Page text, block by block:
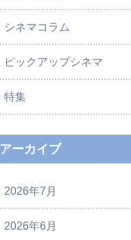
シネマコラム
ピックアップシネマ
特集
アーカイブ
2026年7月
2026年6月